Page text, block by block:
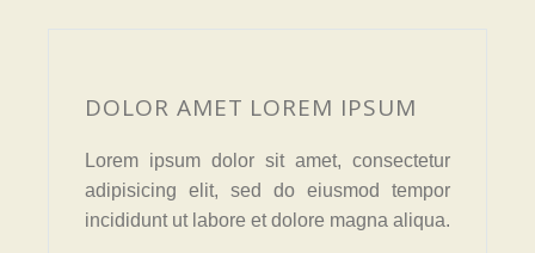
DOLOR AMET LOREM IPSUM
Lorem ipsum dolor sit amet, consectetur
adipisicing elit, sed do eiusmod tempor
incididunt ut labore et dolore magna aliqua.